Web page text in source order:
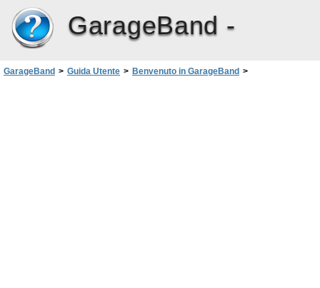
GarageBand -
GarageBand > Guida Utente > Benvenuto in GarageBand >